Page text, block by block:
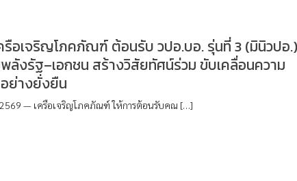
รือเจริญโภคภัณฑ์ ต้อนรับ วปอ.บอ. รุ่นที่ 3 (มินิวปอ
ลังรัฐ–เอกชน สร้างวิสัยทัศน์ร่วม ขับเคลื่อนความ
ย่างยั่งยืน
— เครือเจริญโภคภัณฑ์ ให้การต้อนรับคณ […]